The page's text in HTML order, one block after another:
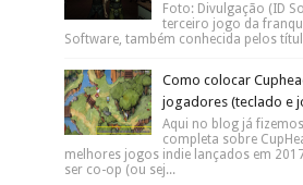
Foto: Divulgação (ID
terceiro jogo da
Software, também conhecida pelos
Como colocar
jogadores (teclado e
Aqui no blog já
completa sobre
melhores jogos indie lançados em
ser co-op (ou sej...